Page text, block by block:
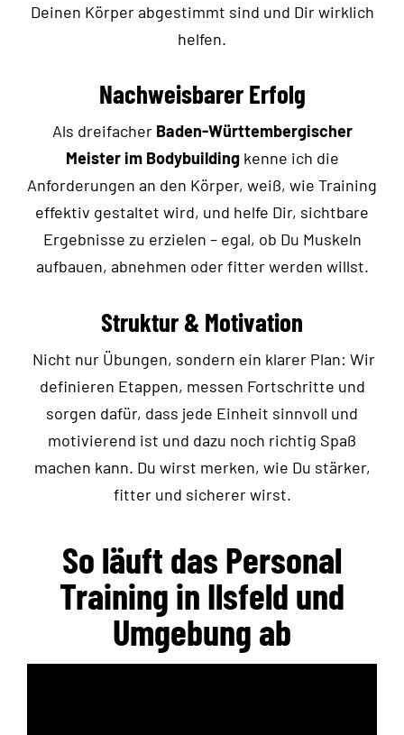
Deinen Körper abgestimmt sind und Dir wirklich
helfen.
Nachweisbarer Erfolg
Als dreifacherBaden-Württembergischer
Meister im Bodybuildingkenne ich die
Anforderungen an den Körper, weiß, wie Training
effektiv gestaltet wird, und helfe Dir, sichtbare
Ergebnisse zu erzielen – egal, ob Du Muskeln
aufbauen, abnehmen oder fitter werden willst.
Struktur & Motivation
Nicht nur Übungen, sondern ein klarer Plan: Wir
definieren Etappen, messen Fortschritte und
sorgen dafür, dass jede Einheit sinnvoll und
motivierend ist und dazu noch richtig Spaß
machen kann. Du wirst merken, wie Du stärker,
fitter und sicherer wirst.
So läuft das Personal
Training in Ilsfeld und
Umgebung ab